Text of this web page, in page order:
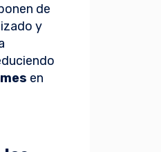
de
y
en